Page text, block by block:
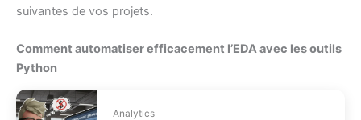
suivantes de vos projets.
Comment automatiser efficacement l’EDA avec les outils
Python
Analytics